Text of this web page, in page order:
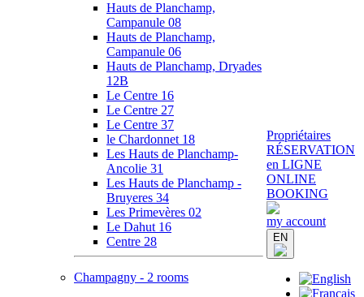
Hauts de Planchamp,
Campanule 08
Hauts de Planchamp,
Campanule 06
Hauts de Planchamp, Dryades
12B
Le Centre 16
Le Centre 27
Le Centre 37
le Chardonnet 18
Les Hauts de Planchamp-
Ancolie 31
Les Hauts de Planchamp -
Bruyeres 34
Les Primevères 02
Le Dahut 16
Centre 28
Champagny - 2 rooms
Propriétaires
RÉSERVATION
en LIGNE
ONLINE
BOOKING
my account
EN